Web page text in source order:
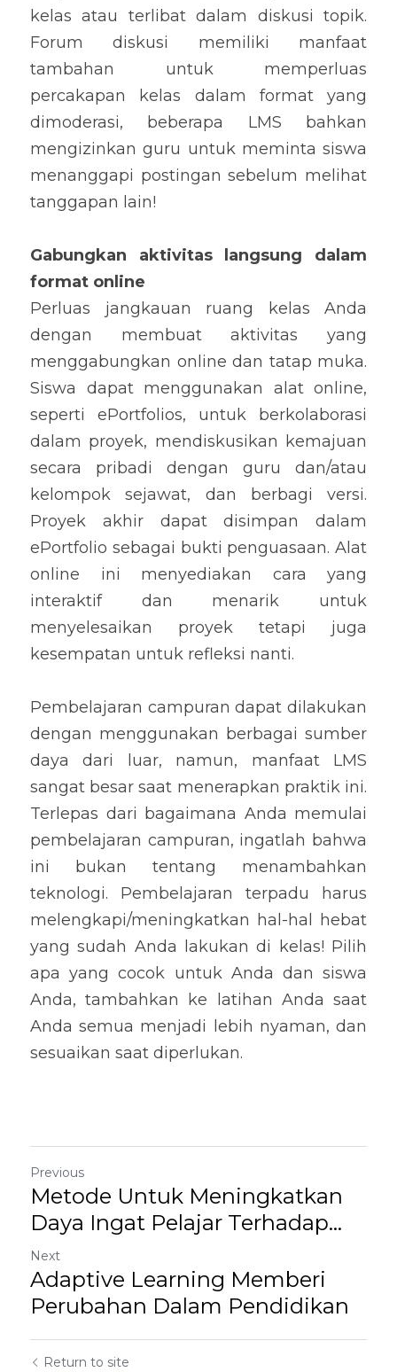
kelas atau terlibat dalam diskusi topik.
Forum diskusi memiliki manfaat
tambahan untuk memperluas
percakapan kelas dalam format yang
dimoderasi, beberapa LMS bahkan
mengizinkan guru untuk meminta siswa
menanggapi postingan sebelum melihat
tanggapan lain!
Gabungkan aktivitas langsung dalam
format online
Perluas jangkauan ruang kelas Anda
dengan membuat aktivitas yang
menggabungkan online dan tatap muka.
Siswa dapat menggunakan alat online,
seperti ePortfolios, untuk berkolaborasi
dalam proyek, mendiskusikan kemajuan
secara pribadi dengan guru dan/atau
kelompok sejawat, dan berbagi versi.
Proyek akhir dapat disimpan dalam
ePortfolio sebagai bukti penguasaan. Alat
online ini menyediakan cara yang
interaktif dan menarik untuk
menyelesaikan proyek tetapi juga
kesempatan untuk refleksi nanti.
Pembelajaran campuran dapat dilakukan
dengan menggunakan berbagai sumber
daya dari luar, namun, manfaat LMS
sangat besar saat menerapkan praktik ini.
Terlepas dari bagaimana Anda memulai
pembelajaran campuran, ingatlah bahwa
ini bukan tentang menambahkan
teknologi. Pembelajaran terpadu harus
melengkapi/meningkatkan hal-hal hebat
yang sudah Anda lakukan di kelas! Pilih
apa yang cocok untuk Anda dan siswa
Anda, tambahkan ke latihan Anda saat
Anda semua menjadi lebih nyaman, dan
sesuaikan saat diperlukan.
Previous
Metode Untuk Meningkatkan
Daya Ingat Pelajar Terhadap...
Next
Adaptive Learning Memberi
Perubahan Dalam Pendidikan
Return to site